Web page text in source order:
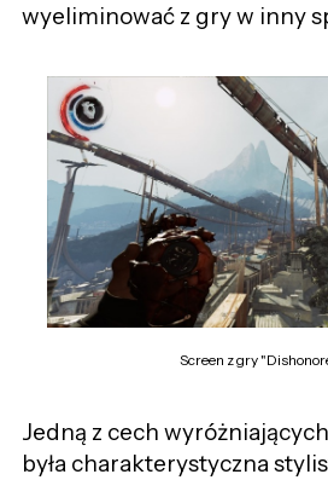
wyeliminować z gry w inny
Screen z gry
Jedną z cech
była charakterystyczna